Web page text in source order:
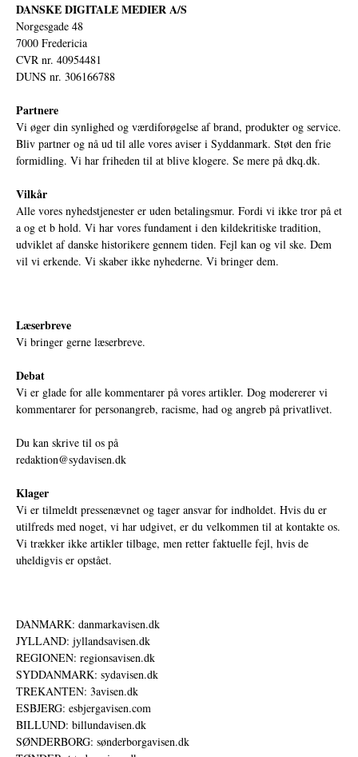
DANSKE DIGITALE MEDIER A/S
Norgesgade 48
7000 Fredericia
CVR nr. 40954481
DUNS nr. 306166788
Partnere
Vi øger din synlighed og værdiforøgelse af brand, produkter og service.
Bliv partner og nå ud til alle vores aviser i Syddanmark. Støt den frie
formidling. Vi har friheden til at blive klogere. Se mere på dkq.dk.
Vilkår
Alle vores nyhedstjenester er uden betalingsmur. Fordi vi ikke tror på et
a og et b hold. Vi har vores fundament i den kildekritiske tradition,
udviklet af danske historikere gennem tiden. Fejl kan og vil ske. Dem
vil vi erkende. Vi skaber ikke nyhederne. Vi bringer dem.
Læserbreve
Vi bringer gerne læserbreve.
Debat
Vi er glade for alle kommentarer på vores artikler. Dog modererer vi
kommentarer for personangreb, racisme, had og angreb på privatlivet.
Du kan skrive til os på
redaktion@sydavisen.dk
Klager
Vi er tilmeldt pressenævnet og tager ansvar for indholdet. Hvis du er
utilfreds med noget, vi har udgivet, er du velkommen til at kontakte os.
Vi trækker ikke artikler tilbage, men retter faktuelle fejl, hvis de
uheldigvis er opstået.
DANMARK: danmarkavisen.dk
JYLLAND: jyllandsavisen.dk
REGIONEN: regionsavisen.dk
SYDDANMARK: sydavisen.dk
TREKANTEN: 3avisen.dk
ESBJERG: esbjergavisen.com
BILLUND: billundavisen.dk
SØNDERBORG: sønderborgavisen.dk